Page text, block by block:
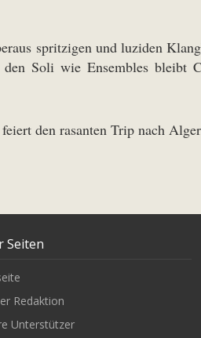
spritzigen und luziden
Soli wie Ensembles bleibt
den rasanten Trip nach
Seiten
Redaktion
Unterstützer